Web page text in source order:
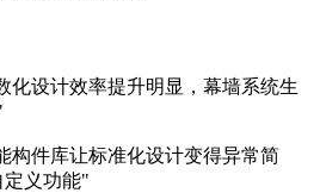
化设计效率提升明显，幕墙系统生
构件库让标准化设计变得异常简
定义功能"